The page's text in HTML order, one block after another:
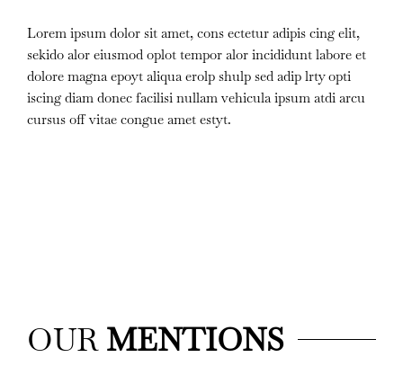
Lorem ipsum dolor sit amet, cons ectetur adipis cing elit,
sekido alor eiusmod oplot tempor alor incididunt labore et
dolore magna epoyt aliqua erolp shulp sed adip lrty opti
iscing diam donec facilisi nullam vehicula ipsum atdi arcu
cursus off vitae congue amet estyt.
OUR MENTIONS